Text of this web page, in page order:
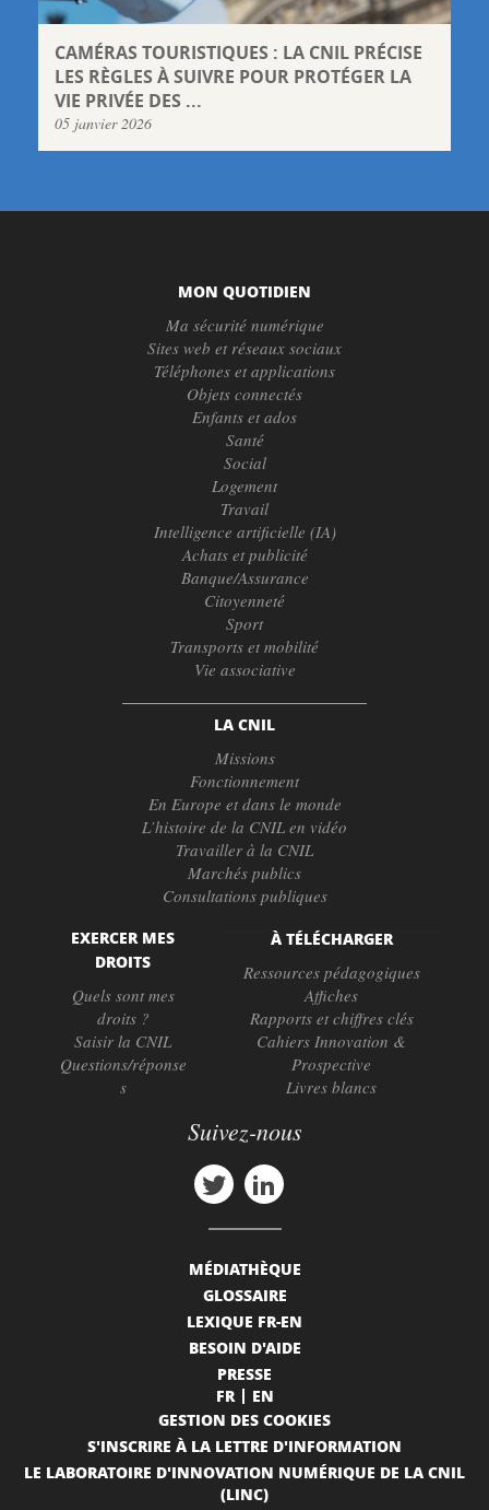
CAMÉRAS TOURISTIQUES : LA CNIL PRÉCISE
LES RÈGLES À SUIVRE POUR PROTÉGER LA
VIE PRIVÉE DES ...
05 janvier 2026
MON QUOTIDIEN
Ma sécurité numérique
Sites web et réseaux sociaux
Téléphones et applications
Objets connectés
Enfants et ados
Santé
Social
Logement
Travail
Intelligence artificielle (IA)
Achats et publicité
Banque/Assurance
Citoyenneté
Sport
Transports et mobilité
Vie associative
LA CNIL
Missions
Fonctionnement
En Europe et dans le monde
L’histoire de la CNIL en vidéo
Travailler à la CNIL
Marchés publics
Consultations publiques
EXERCER MES
DROITS
Quels sont mes
droits ?
Saisir la CNIL
Questions/réponse
s
À TÉLÉCHARGER
Ressources pédagogiques
Affiches
Rapports et chiffres clés
Cahiers Innovation &
Prospective
Livres blancs
Suivez-nous
MÉDIATHÈQUE
GLOSSAIRE
LEXIQUE FR-EN
BESOIN D'AIDE
PRESSE
FR
EN
GESTION DES COOKIES
S'INSCRIRE À LA LETTRE D'INFORMATION
LE LABORATOIRE D'INNOVATION NUMÉRIQUE DE LA CNIL
(LINC)